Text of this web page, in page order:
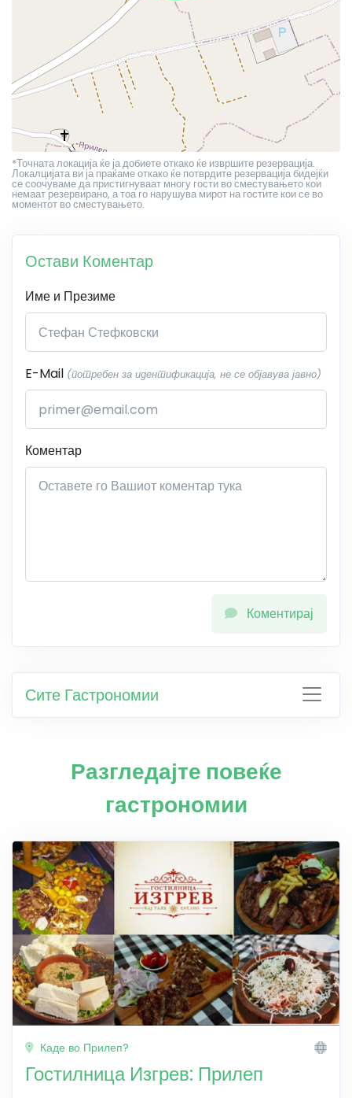
*Точната локација ќе ја добиете откако ќе извршите резервација.
Локалцијата ви ја праќаме откако ќе потврдите резервација бидејќи
се соочуваме да пристигнуваат многу гости во сместувањето кои
немаат резервирано, а тоа го нарушува мирот на гостите кои се во
моментот во сместувањето.
Остави Коментар
Име и Презиме
E-Mail (потребен за идентификација, не се објавува јавно)
Коментар
Коментирај
Сите Гастрономии
Разгледајте повеќе
гастрономии
Каде во Прилеп?
Гостилница Изгрев: Прилеп